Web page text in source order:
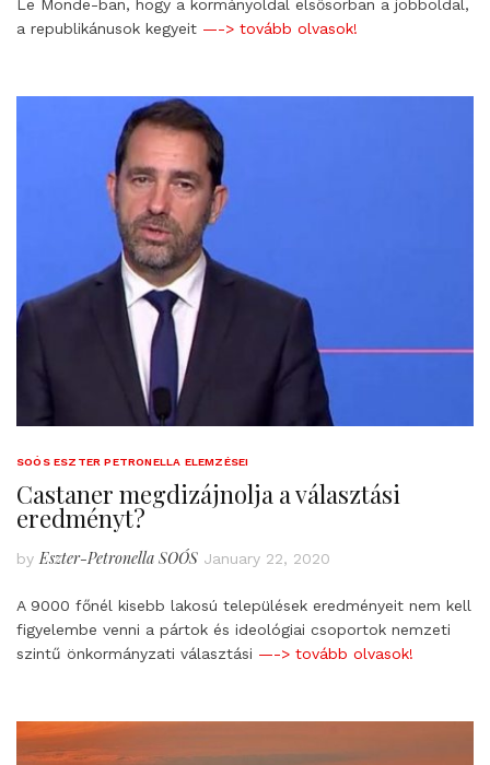
Le Monde-ban, hogy a kormányoldal elsősorban a jobboldal,
a republikánusok kegyeit —-> tovább olvasok!
SOÓS ESZTER PETRONELLA ELEMZÉSEI
Castaner megdizájnolja a választási
eredményt?
by Eszter-Petronella SOÓS January 22, 2020
A 9000 főnél kisebb lakosú települések eredményeit nem kell
figyelembe venni a pártok és ideológiai csoportok nemzeti
szintű önkormányzati választási —-> tovább olvasok!